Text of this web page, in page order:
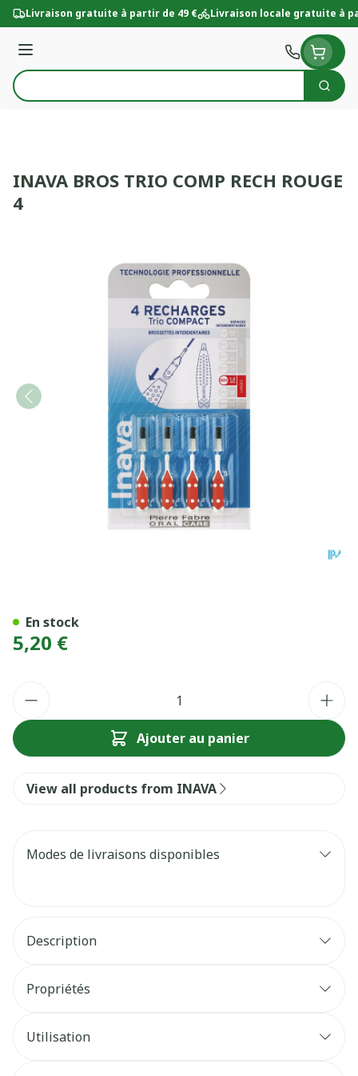
Aller au contenu
Livraison gratuite à partir de 49 € Livraison locale gratuite à
Menu
Rechercher
INAVA BROS TRIO COMP RECH ROUGE
4
5,20 €
Ajouter au panier
En stock
View all products from INAVA
Modes de livraisons disponibles
Description
Propriétés
Utilisation